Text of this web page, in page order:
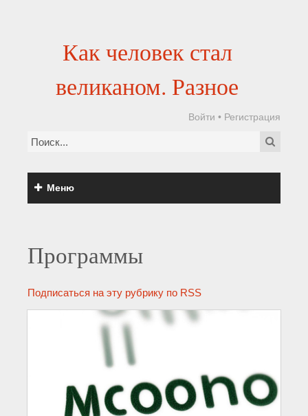
Как человек стал
великаном. Разное
Войти • Регистрация
Меню
Программы
Подписаться на эту рубрику по RSS